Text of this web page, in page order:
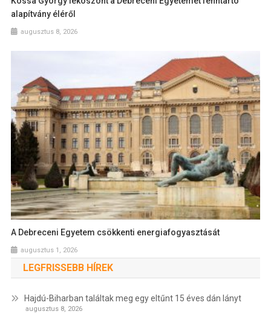
alapítvány éléről
augusztus 8, 2026
A Debreceni Egyetem csökkenti energiafogyasztását
augusztus 1, 2026
LEGFRISSEBB HÍREK
Hajdú-Biharban találtak meg egy eltűnt 15 éves dán lányt
augusztus 8, 2026